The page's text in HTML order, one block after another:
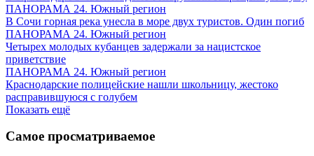
ПАНОРАМА 24. Южный регион
В Сочи горная река унесла в море двух туристов. Один погиб
ПАНОРАМА 24. Южный регион
Четырех молодых кубанцев задержали за нацистское
приветствие
ПАНОРАМА 24. Южный регион
Краснодарские полицейские нашли школьницу, жестоко
расправившуюся с голубем
Показать ещё
Самое просматриваемое